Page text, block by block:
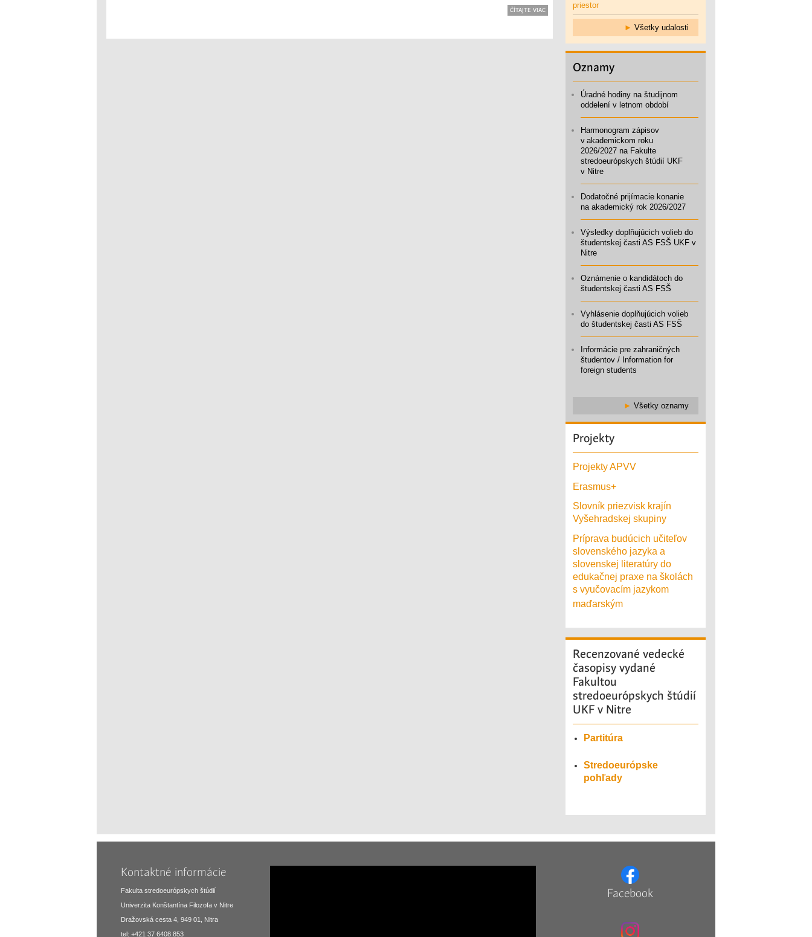
ČÍTAJTE VIAC
priestor
► Všetky udalosti
Oznamy
Úradné hodiny na študijnom
oddelení v letnom období
Harmonogram zápisov
v akademickom roku
2026/2027 na Fakulte
stredoeurópskych štúdií UKF
v Nitre
Dodatočné prijímacie konanie
na akademický rok 2026/2027
Výsledky doplňujúcich volieb do
študentskej časti AS FSŠ UKF v
Nitre
Oznámenie o kandidátoch do
študentskej časti AS FSŠ
Vyhlásenie doplňujúcich volieb
do študentskej časti AS FSŠ
Informácie pre zahraničných
študentov / Information for
foreign students
► Všetky oznamy
Projekty
Projekty APVV
Erasmus+
Slovník priezvisk krajín
Vyšehradskej skupiny
Príprava budúcich učiteľov
slovenského jazyka a
slovenskej literatúry do
edukačnej praxe na školách
s vyučovacím jazykom
maďarským
Recenzované vedecké
časopisy vydané
Fakultou
stredoeurópskych štúdií
UKF v Nitre
Partitúra
Stredoeurópske
pohľady
Kontaktné informácie
Fakulta stredoeurópskych štúdií
Univerzita Konštantína Filozofa v Nitre
Dražovská cesta 4, 949 01, Nitra
tel: +421 37 6408 853
Facebook